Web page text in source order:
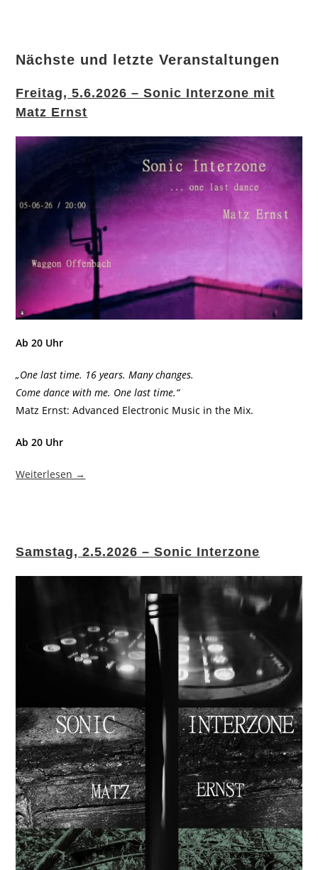
Nächste und letzte Veranstaltungen
Freitag, 5.6.2026 – Sonic Interzone mit
Matz Ernst
Ab 20 Uhr
„One last time. 16 years. Many changes.
Come dance with me. One last time.“
Matz Ernst: Advanced Electronic Music in the Mix.
Ab 20 Uhr
Weiterlesen →
Samstag, 2.5.2026 – Sonic Interzone